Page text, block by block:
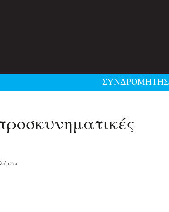
ΣΥΝΔΡΟΜΗΤΗΣ